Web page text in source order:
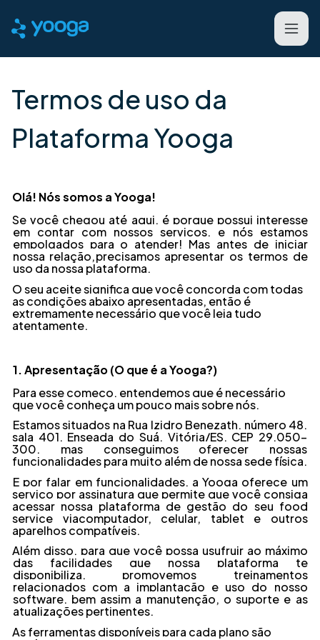
Termos de uso da
Plataforma Yooga
Olá! Nós somos a Yooga!
Se você chegou até aqui, é porque possui interesse
em contar com nossos serviços, e nós estamos
empolgados para o atender! Mas antes de iniciar
nossa relação,precisamos apresentar os termos de
uso da nossa plataforma.
O seu aceite significa que você concorda com todas
as condições abaixo apresentadas, então é
extremamente necessário que você leia tudo
atentamente.
1. Apresentação (O que é a Yooga?)
Para esse começo, entendemos que é necessário
que você conheça um pouco maissobre nós.
Estamos situados na Rua Izidro Benezath, número 48,
sala 401, Enseada do Suá, Vitória/ES, CEP 29.050-
300, mas conseguimos oferecer nossas
funcionalidades para muito além de nossa sede física.
E por falar em funcionalidades, a Yooga oferece um
serviço por assinatura que permite que você consiga
acessar nossa plataforma de gestão do seu food
service viacomputador, celular, tablet e outros
aparelhos compatíveis.
Além disso, para que você possa usufruir ao máximo
das facilidades que nossa
plataforma te
disponibiliza, promovemos treinamentos
relacionados com a implantação e uso do nosso
software, bem assim a manutenção, o suporte e as
atualizações pertinentes.
As ferramentas disponíveis para cada plano são